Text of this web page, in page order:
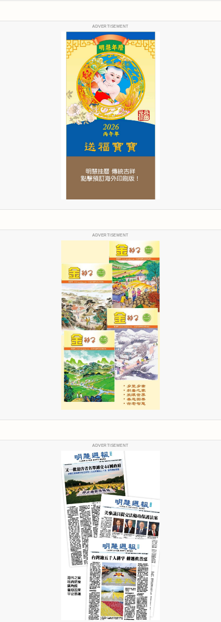
ADVERTISEMENT
ADVERTISEMENT
ADVERTISEMENT